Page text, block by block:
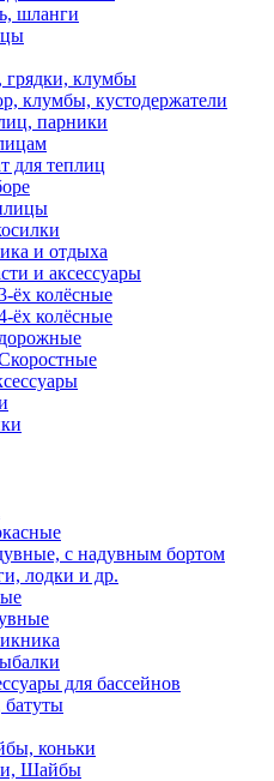
шланги
клумбы
клумбы, кустодержатели
парники
для теплиц
и отдыха
и аксессуары
ёх колёсные
ёх колёсные
с надувным бортом
лодки и др.
для бассейнов
батуты
коньки
Шайбы